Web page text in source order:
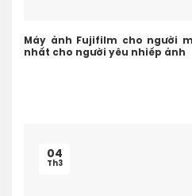
Máy ảnh Fujifilm cho người
nhất cho người yêu nhiếp ảnh
04
Th3